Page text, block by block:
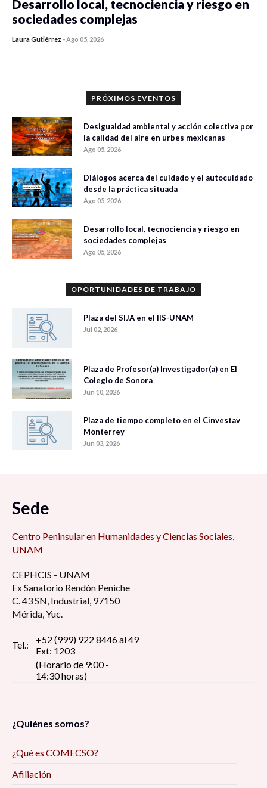
Desarrollo local, tecnociencia y riesgo en
sociedades complejas
Laura Gutiérrez -Ago 05, 2026
PRÓXIMOS EVENTOS
Desigualdad ambiental y acción colectiva por
la calidad del aire en urbes mexicanas
Ago 05, 2026
Diálogos acerca del cuidado y el autocuidado
desde la práctica situada
Ago 05, 2026
Desarrollo local, tecnociencia y riesgo en
sociedades complejas
Ago 05, 2026
OPORTUNIDADES DE TRABAJO
Plaza del SIJA en el IIS-UNAM
Jul 02, 2026
Plaza de Profesor(a) Investigador(a) en El
Colegio de Sonora
Jun 10, 2026
Plaza de tiempo completo en el Cinvestav
Monterrey
Jun 03, 2026
Sede
Centro Peninsular en Humanidades y Ciencias Sociales,
UNAM
CEPHCIS - UNAM
Ex Sanatorio Rendón Peniche
C. 43 SN, Industrial, 97150
Mérida, Yuc.
Tel.:
+52 (999) 922 8446 al 49
Ext: 1203
(Horario de 9:00 -
14:30 horas)
¿Quiénes somos?
¿Qué es COMECSO?
Afiliación